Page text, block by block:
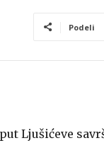
Podeli
Ljušićeve